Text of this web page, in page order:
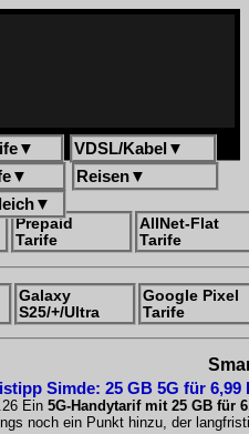
▼ VDSL/Kabel ▼
▼ Reisen▼
▼
Prepaid
Tarife
AllNet-Flat
Tarife
Galaxy
S25/+/Ultra
Google Pixel
Tarife
Simde: 25 GB 5G für
Ein 5G-Handytarif mit 25 GB für
noch ein Punkt hinzu, der